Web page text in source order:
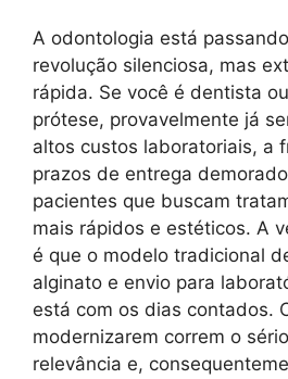
A odontologia está
revolução silenciosa, mas
rápida. Se você é dentista
prótese, provavelmente já
altos custos laboratoriais, a
prazos de entrega
pacientes que buscam
mais rápidos e estéticos. A
é que o modelo tradicional
alginato e envio para
está com os dias contados.
modernizarem correm o
relevância e,